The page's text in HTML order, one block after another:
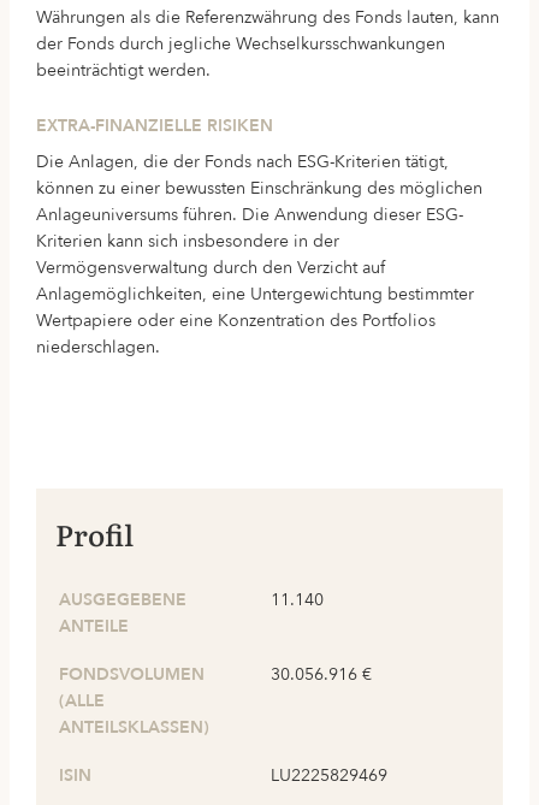
Währungen als die Referenzwährung des Fonds lauten, kann
der Fonds durch jegliche Wechselkursschwankungen
beeinträchtigt werden.
EXTRA-FINANZIELLE RISIKEN
Die Anlagen, die der Fonds nach ESG-Kriterien tätigt,
können zu einer bewussten Einschränkung des möglichen
Anlageuniversums führen. Die Anwendung dieser ESG-
Kriterien kann sich insbesondere in der
Vermögensverwaltung durch den Verzicht auf
Anlagemöglichkeiten, eine Untergewichtung bestimmter
Wertpapiere oder eine Konzentration des Portfolios
niederschlagen.
Profil
AUSGEGEBENE
ANTEILE
11.140
FONDSVOLUMEN
(ALLE
ANTEILSKLASSEN)
30.056.916 €
ISIN LU2225829469